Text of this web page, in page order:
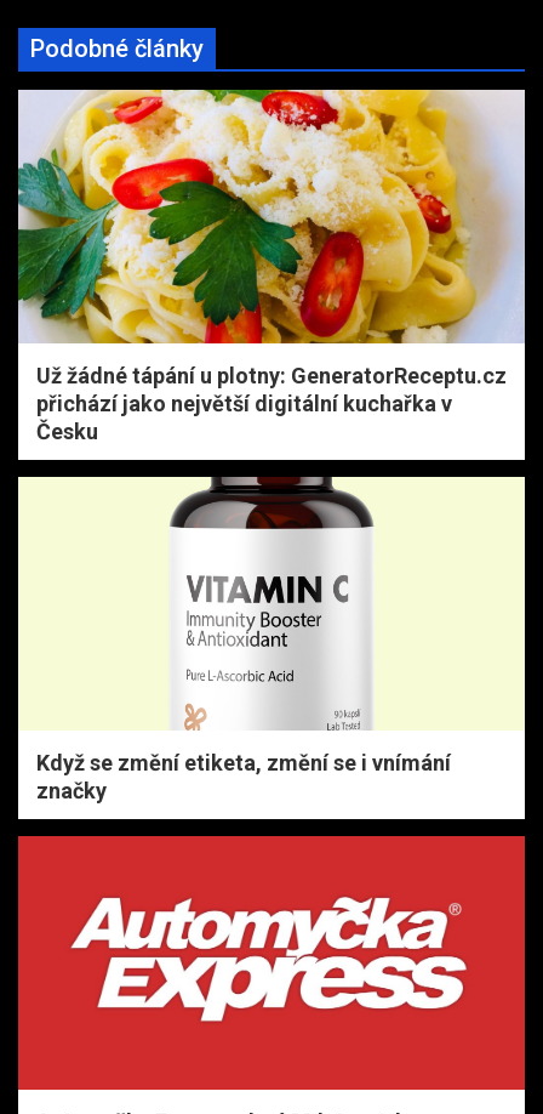
Podobné články
Už žádné tápání u plotny: GeneratorReceptu.cz
přichází jako největší digitální kuchařka v
Česku
Když se změní etiketa, změní se i vnímání
značky